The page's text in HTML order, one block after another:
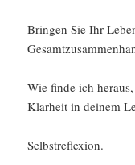
Bringen Sie Ihr
Wie finde ich
Klarheit in deinem
Selbstreflexion.